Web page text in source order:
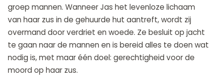
groep mannen. Wanneer Jas het levenloze lichaam
van haar zus in de gehuurde hut aantreft, wordt zij
overmand door verdriet en woede. Ze besluit op jacht
te gaan naar de mannen en is bereid alles te doen wat
nodig is, met maar één doel: gerechtigheid voor de
moord op haar zus.